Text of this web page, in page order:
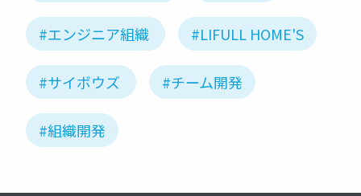
#エンジニア組織 #LIFULL HOME'S
#サイボウズ #チーム開発
#組織開発